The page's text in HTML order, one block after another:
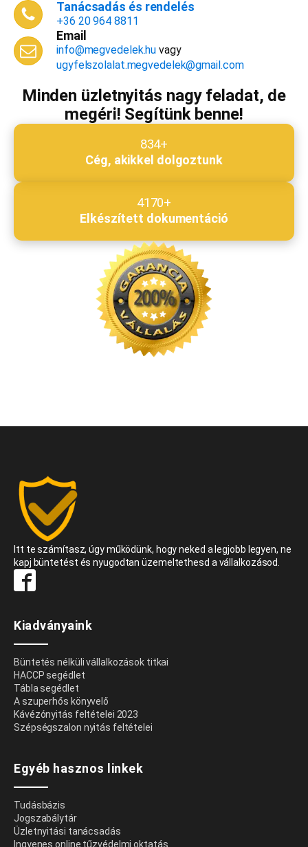
Email cím*
Megjegyzés*
Tanácsadás és rendelés
+36 20 964 8811
Email
info@megvedelek.hu vagy
ugyfelszolalat.megvedelek@gmail.com
Minden üzletnyitás nagy feladat, de
megéri! Segítünk benne!
834+
Cég, akikkel dolgoztunk
4170+
Elkészített dokumentáció
Itt te számítasz, úgy működünk, hogy neked a legjobb legyen, ne
kapj büntetést és nyugodtan üzemeltethesd a vállalkozásod.
Kiadványaink
Büntetés nélküli vállalkozások titkai
HACCP segédlet
Tábla segédlet
A szuperhős könyvelő
Kávézónyitás feltételei 2023
Szépségszalon nyitás feltételei
Egyéb hasznos linkek
Tudásbázis
Jogszabálytár
Üzletnyitási tanácsadás
Ingyenes online tűzvédelmi oktatás